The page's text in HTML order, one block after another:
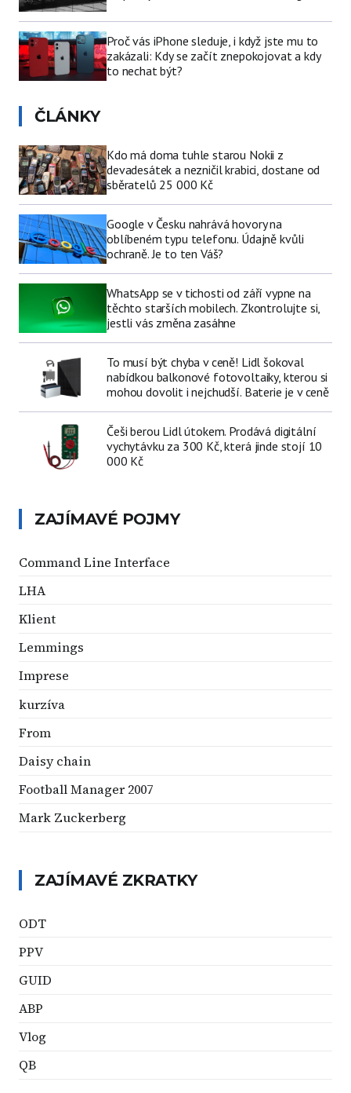
Proč vás iPhone sleduje, i když jste mu to
zakázali: Kdy se začít znepokojovat a kdy
to nechat být?
ČLÁNKY
Kdo má doma tuhle starou Nokii z
devadesátek a nezničil krabici, dostane od
sběratelů 25 000 Kč
Google v Česku nahrává hovory na
oblíbeném typu telefonu. Údajně kvůli
ochraně. Je to ten Váš?
WhatsApp se v tichosti od září vypne na
těchto starších mobilech. Zkontrolujte si,
jestli vás změna zasáhne
To musí být chyba v ceně! Lidl šokoval
nabídkou balkonové fotovoltaiky, kterou si
mohou dovolit i nejchudší. Baterie je v ceně
Češi berou Lidl útokem. Prodává digitální
vychytávku za 300 Kč, která jinde stojí 10
000 Kč
ZAJÍMAVÉ POJMY
Command Line Interface
LHA
Klient
Lemmings
Imprese
kurzíva
From
Daisy chain
Football Manager 2007
Mark Zuckerberg
ZAJÍMAVÉ ZKRATKY
ODT
PPV
GUID
ABP
Vlog
QB